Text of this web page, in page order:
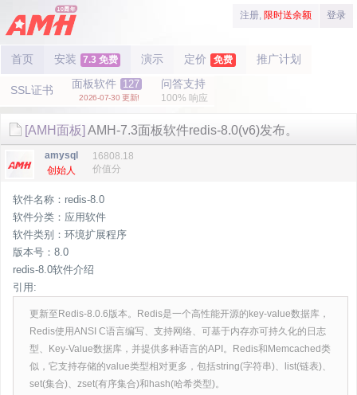
注册, 限时送余额 登录
首页 安装 7.3 免费 演示 定价 免费 推广计划
SSL证书 面板软件 127
2026-07-30 更新!
问答支持
100% 响应
[AMH面板] AMH-7.3面板软件redis-8.0(v6)发布。
amysql
创始人
16808.18
价值分
软件名称：redis-8.0
软件分类：应用软件
软件类别：环境扩展程序
版本号：8.0
redis-8.0软件介绍
引用:
更新至Redis-8.0.6版本。Redis是一个高性能开源的key-value数据库，
Redis使用ANSI C语言编写、支持网络、可基于内存亦可持久化的日志
型、Key-Value数据库，并提供多种语言的API。Redis和Memcached类
似，它支持存储的value类型相对更多，包括string(字符串)、list(链表)、
set(集合)、zset(有序集合)和hash(哈希类型)。